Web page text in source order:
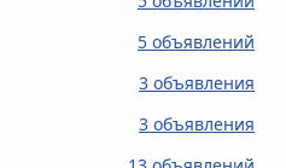
5 объявлений
3 объявления
3 объявления